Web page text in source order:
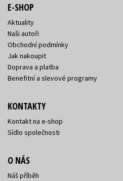
E-SHOP
Aktuality
Naši autoři
Obchodní podmínky
Jak nakoupit
Doprava a platba
Benefitní a slevové programy
KONTAKTY
Kontakt na e-shop
Sídlo společnosti
O NÁS
Náš příběh